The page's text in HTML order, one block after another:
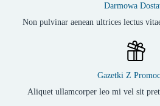
Darmowa
Non pulvinar aenean ultrices lectus
Gazetki Z
Aliquet ullamcorper leo mi vel sit